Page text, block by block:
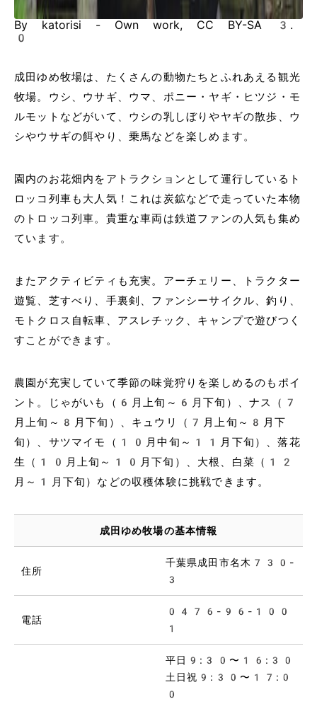
By katorisi - Own work, CC BY-SA 3.
0
成田ゆめ牧場は、たくさんの動物たちとふれあえる観光
牧場。ウシ、ウサギ、ウマ、ポニー・ヤギ・ヒツジ・モ
ルモットなどがいて、ウシの乳しぼりやヤギの散歩、ウ
シやウサギの餌やり、乗馬などを楽しめます。
園内のお花畑内をアトラクションとして運行しているト
ロッコ列車も大人気！これは炭鉱などで走っていた本物
のトロッコ列車。貴重な車両は鉄道ファンの人気も集め
ています。
またアクティビティも充実。アーチェリー、トラクター
遊覧、芝すべり、手裏剣、ファンシーサイクル、釣り、
モトクロス自転車、アスレチック、キャンプで遊びつく
すことができます。
農園が充実していて季節の味覚狩りを楽しめるのもポイ
ント。じゃがいも（6月上旬～6月下旬）、ナス（7
月上旬～8月下旬）、キュウリ（7月上旬～8月下
旬）、サツマイモ（10月中旬～11月下旬）、落花
生（10月上旬～10月下旬）、大根、白菜（12
月～1月下旬）などの収穫体験に挑戦できます。
成田ゆめ牧場の基本情報
住所
千葉県成田市名木730-
3
電話
0476-96-100
1
平日9:30〜16:30
土日祝9:30〜17:0
0